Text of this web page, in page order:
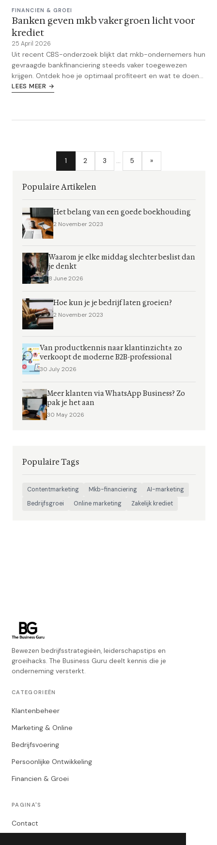
FINANCIEN & GROEI
Banken geven mkb vaker groen licht voor
krediet
25 April 2026
Uit recent CBS-onderzoek blijkt dat mkb-ondernemers hun
gevraagde bankfinanciering steeds vaker toegewezen
krijgen. Ontdek hoe je optimaal profiteert en wat te doen
als de bank toch nee zegt.
LEES MEER →
1 2 3 … 5 »
Populaire Artikelen
Het belang van een goede boekhouding
2 November 2023
Waarom je elke middag slechter beslist dan
je denkt
8 June 2026
Hoe kun je je bedrijf laten groeien?
2 November 2023
Van productkennis naar klantinzicht± zo
verkoopt de moderne B2B-professional
30 July 2026
Meer klanten via WhatsApp Business? Zo
pak je het aan
30 May 2026
Populaire Tags
Contentmarketing Mkb-financiering
AI-marketing
Bedrijfsgroei
Online marketing Zakelijk krediet
Bewezen bedrijfsstrategieën, leiderschapstips en
groeihacks. The Business Guru deelt kennis die je
onderneming versterkt.
CATEGORIEËN
Klantenbeheer
Marketing & Online
Bedrijfsvoering
Persoonlijke Ontwikkeling
Financien & Groei
PAGINA'S
Contact